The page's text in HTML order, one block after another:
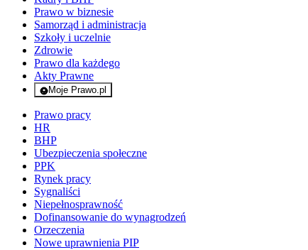
Prawo w biznesie
Samorząd i administracja
Szkoły i uczelnie
Zdrowie
Prawo dla każdego
Akty Prawne
Moje Prawo.pl
- rejestracja i logowanie do serwisu
Prawo pracy
HR
BHP
Ubezpieczenia społeczne
PPK
Rynek pracy
Sygnaliści
Niepełnosprawność
Dofinansowanie do wynagrodzeń
Orzeczenia
Nowe uprawnienia PIP